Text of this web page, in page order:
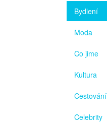
Bydlení
Moda
Co jime
Kultura
Cestování
Celebrity